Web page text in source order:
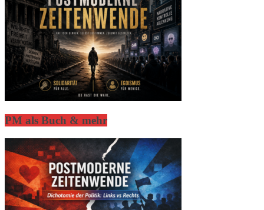
PM als Buch & mehr